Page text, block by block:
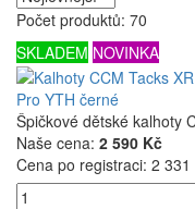
Počet produktů: 70
SKLADEM NOVINKA
Pro YTH černé
Špičkové dětské kalhoty
Naše cena: 2 590 Kč
Cena po registraci: 2 331